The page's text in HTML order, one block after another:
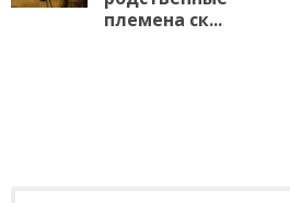
племена ск...